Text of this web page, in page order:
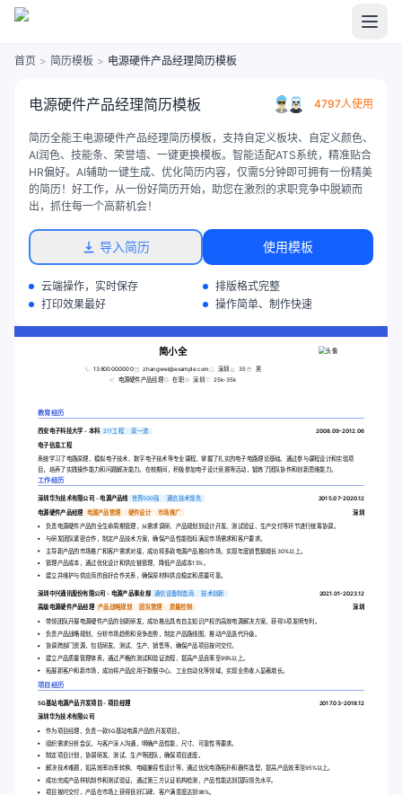
首页 > 简历模板 > 电源硬件产品经理简历模板
电源硬件产品经理简历模板 4797人使用
简历全能王电源硬件产品经理简历模板，支持自定义板块、自定义颜色、
AI润色、技能条、荣誉墙、一键更换模板。智能适配ATS系统，精准贴合
HR偏好。AI辅助一键生成、优化简历内容，仅需5分钟即可拥有一份精美
的简历！好工作，从一份好简历开始，助您在激烈的求职竞争中脱颖而
出，抓住每一个高薪机会！
导入简历 使用模板
云端操作，实时保存
排版格式完整
打印效果最好
操作简单、制作快速
简小全
13800000000 zhangwei@example.com 深圳 35 男
电源硬件产品经理 在职 深圳 25k-35k
教育经历
西安电子科技大学 - 本科 211工程 双一流 2008.09-2012.06
电子信息工程
系统学习了电路原理、模拟电子技术、数字电子技术等专业课程，掌握了扎实的电子电路理论基础。通过参与课程设计和实验项
目，培养了实践操作能力和问题解决能力。在校期间，积极参加电子设计竞赛等活动，锻炼了团队协作和创新思维能力。
工作经历
深圳华为技术有限公司 - 电源产品线 世界500强 通信技术领先
2015.07-2020.12
电源硬件产品经理
电源产品管理 硬件设计 市场推广 深圳
负责电源硬件产品的全生命周期管理，从需求调研、产品规划到设计开发、测试验证、生产交付等环节进行统筹协调。
与研发团队紧密合作，制定产品技术方案，确保产品性能指标满足市场需求和客户要求。
主导新产品的市场推广和客户需求对接，成功将多款电源产品推向市场，实现年度销售额增长30%以上。
管理产品成本，通过优化设计和供应链管理，降低产品成本15%。
建立并维护与供应商的良好合作关系，确保原材料供应稳定和质量可靠。
深圳中兴通讯股份有限公司 - 电源产品事业部 通信设备制造商 技术创新
2021.01-2023.12
高级电源硬件产品经理 产品战略规划 团队管理 质量控制
深圳
带领团队开展电源硬件产品的创新研发，成功推出具有自主知识产权的高效电源解决方案，获得3项发明专利。
负责产品战略规划，分析市场趋势和竞争态势，制定产品路线图，推动产品迭代升级。
协调跨部门资源，包括研发、测试、生产、销售等，确保产品项目按时交付。
建立产品质量管理体系，通过严格的测试和验证流程，提高产品良率至99%以上。
拓展新客户和新市场，成功将产品应用于数据中心、工业自动化等领域，实现业务收入显著增长。
项目经历
5G基站电源产品开发项目 - 项目经理 2017.03-2018.12
深圳华为技术有限公司
作为项目经理，负责一款5G基站电源产品的开发项目。
组织需求分析会议，与客户深入沟通，明确产品性能、尺寸、可靠性等要求。
制定项目计划，协调研发、测试、生产等团队，确保项目进度。
解决技术难题，如高效率功率转换、电磁兼容性设计等，通过优化电路拓扑和器件选型，提高产品效率至95%以上。
成功完成产品样机制作和测试验证，通过第三方认证机构检测，产品性能达到国际领先水平。
项目按时交付，产品在市场上获得良好口碑，客户满意度达到98%。